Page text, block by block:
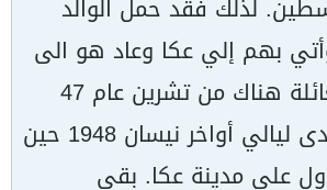
لذلك فقد حمل الوالد
بهم إلي عكا وعاد هو الى
يافا ، أقامت العائلة هناك من تشرين عام 47
الى ان كانت احدى ليالي أواخر نيسان 1948 حين
على مدينة عكا. بقي